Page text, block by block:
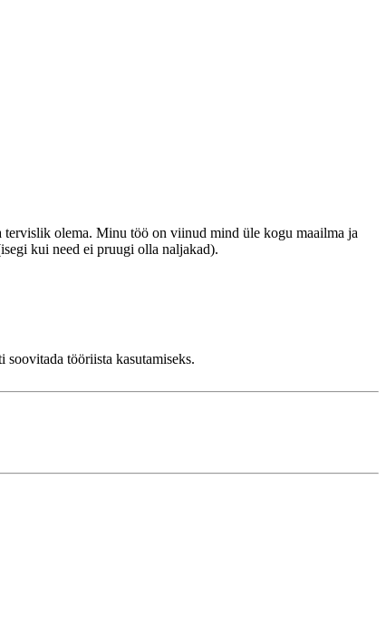
olema. Minu töö on viinud mind üle kogu maailma ja
kui need ei pruugi olla naljakad).
tööriista kasutamiseks.